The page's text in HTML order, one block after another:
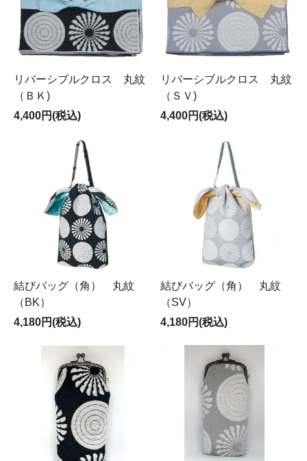
リバーシブルクロス 丸紋
（ＢＫ)
4,400円(税込)
リバーシブルクロス 丸紋
（ＳＶ)
4,400円(税込)
結びバッグ（角） 丸紋
（BK）
4,180円(税込)
結びバッグ（角） 丸紋
（SV）
4,180円(税込)